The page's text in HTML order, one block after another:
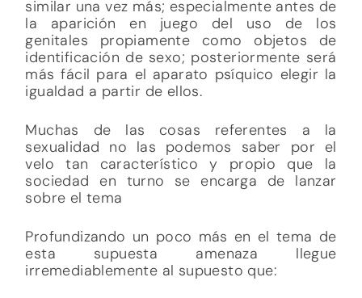
similar una vez más; especialmente antes de
la aparición en juego del uso de los
genitales propiamente como objetos de
identificación de sexo; posteriormente será
más fácil para el aparato psíquico elegir la
igualdad a partir de ellos.
Muchas de las cosas referentes a la
sexualidad no las podemos saber por el
velo tan característico y propio que la
sociedad en turno se encarga de lanzar
sobre el tema
Profundizando un poco más en el tema de
esta supuesta amenaza llegue
irremediablemente al supuesto que: